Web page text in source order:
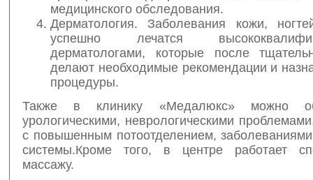
медицинского обследования.
Дерматология. Заболевания кожи,
успешно лечатся
дерматологами, которые после
делают необходимые рекомендации и
процедуры.
Также в клинику «Медалюкс» можно
урологическими, неврологическими
с повышенным потоотделением,
системы.Кроме того, в центре работает
массажу.